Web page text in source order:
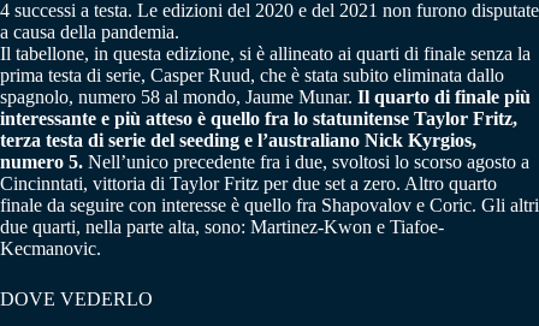
4 successi a testa. Le edizioni del 2020 e del 2021 non furono disputate
a causa della pandemia.
Il tabellone, in questa edizione, si è allineato ai quarti di finale senza la
prima testa di serie, Casper Ruud, che è stata subito eliminata dallo
spagnolo, numero 58 al mondo, Jaume Munar. Il quarto di finale più
interessante e più atteso è quello fra lo statunitense Taylor Fritz,
terza testa di serie del seeding e l’australiano Nick Kyrgios,
numero 5. Nell’unico precedente fra i due, svoltosi lo scorso agosto a
Cincinntati, vittoria di Taylor Fritz per due set a zero. Altro quarto
finale da seguire con interesse è quello fra Shapovalov e Coric. Gli altri
due quarti, nella parte alta, sono: Martinez-Kwon e Tiafoe-
Kecmanovic.
DOVE VEDERLO